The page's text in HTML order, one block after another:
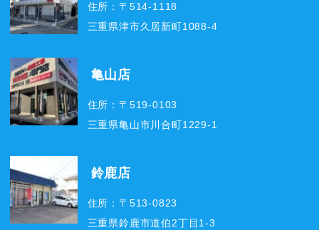
住所：〒514-1118
三重県津市久居新町1088-4
亀山店
住所：〒519-0103
三重県亀山市川合町1229-1
鈴鹿店
住所：〒513-0823
三重県鈴鹿市道伯2丁目1-3